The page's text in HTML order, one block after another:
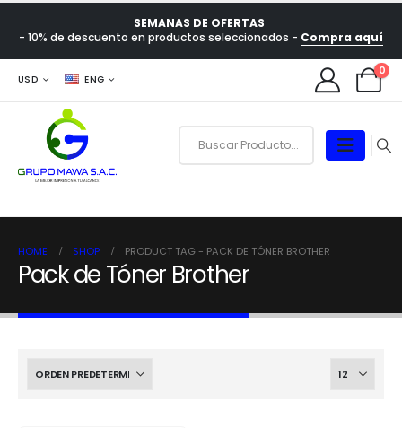
SEMANAS DE OFERTAS
- 10% de descuento en productos seleccionados - Compra aquí
USD ENG
0
HOME SHOP PRODUCT TAG - PACK DE TÓNER BROTHER
Pack de Tóner Brother